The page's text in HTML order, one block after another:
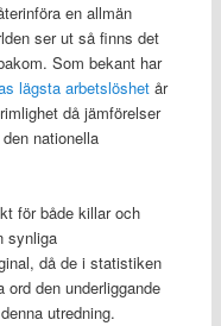
en allmän
ser ut så finns det
Som bekant har
lägsta arbetslöshetår
då jämförelser
nationella
för både killar och
synliga
då de i statistiken
den underliggande
utredning.